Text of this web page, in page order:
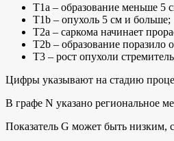
Т1а – образование меньше 5
Т1b – опухоль 5 см и больше;
Т2а – саркома начинает
Т2b – образование поразило
Т3 – рост опухоли
Цифры указывают на стадию
В графе N указано региональное
Показатель G может быть низким,